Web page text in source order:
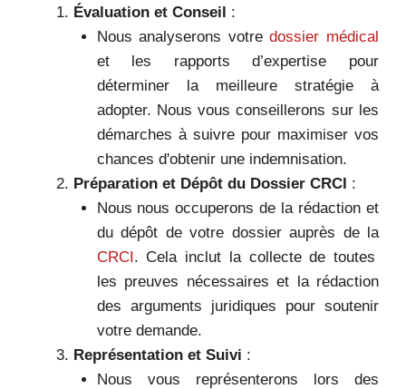
Évaluation et Conseil :
Nous analyserons votredossier médical
et les rapports d’expertise pour
déterminer la meilleure stratégie à
adopter. Nous vous conseillerons sur les
démarches à suivre pour maximiser vos
chances d'obtenir une indemnisation.
Préparation et Dépôt du Dossier CRCI :
Nous nous occuperons de la rédaction et
du dépôt de votre dossier auprès de la
CRCI. Cela inclut la collecte de toutes
les preuves nécessaires et la rédaction
des arguments juridiques pour soutenir
votre demande.
Représentation et Suivi :
Nous vous représenterons lors des